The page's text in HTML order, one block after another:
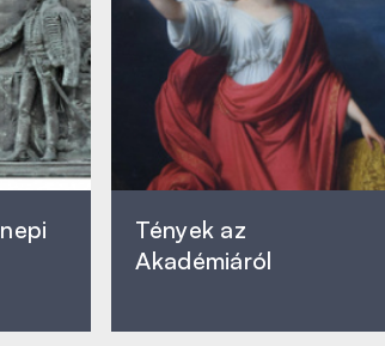
Tények az
Akadémiáról